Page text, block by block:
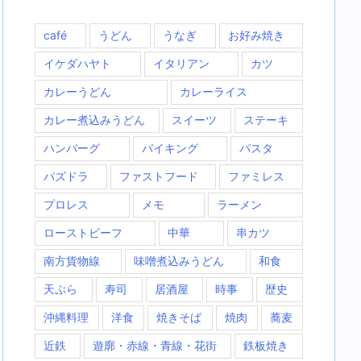
café うどん うなぎ お好み焼き
イケダハヤト イタリアン カツ
カレーうどん カレーライス
カレー煮込みうどん スイーツ ステーキ
ハンバーグ バイキング パスタ
パズドラ ファストフード ファミレス
プロレス メモ ラーメン
ローストビーフ 中華 串カツ
南方貨物線 味噌煮込みうどん 和食
天ぷら 寿司 居酒屋 時事 歴史
沖縄料理 洋食 焼きそば 焼肉 蕎麦
近鉄 遊廓・赤線・青線・花街 鉄板焼き